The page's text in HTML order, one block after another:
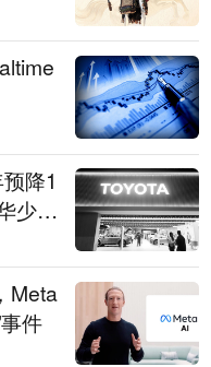
降1
少卖
Meta
件